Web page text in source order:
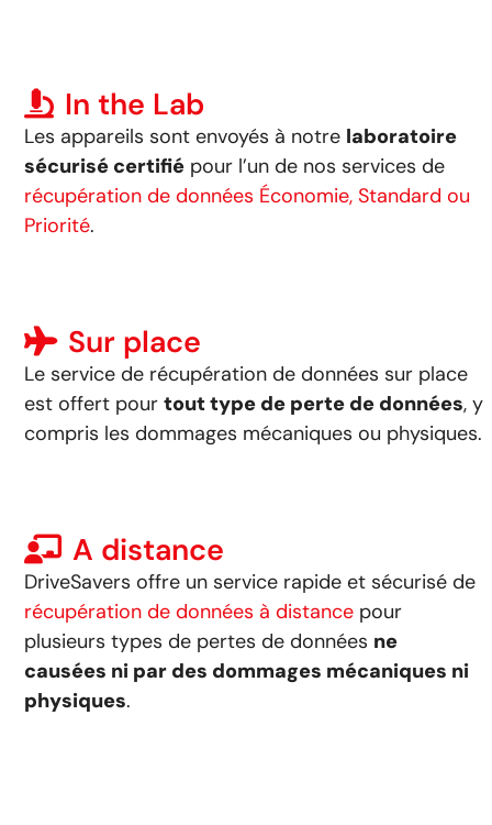
In the Lab
Les appareils sont envoyés à notre laboratoire
sécurisé certifié pour l’un de nos services de
récupération de données Économie, Standard ou
Priorité.
Sur place
Le service de récupération de données sur place
est offert pourtout type de perte de données, y
compris les dommages mécaniques ou physiques.
A distance
DriveSavers offre un service rapide et sécurisé de
récupération de données à distance pour
plusieurs types de pertes de données ne
causées ni par des dommages mécaniques ni
physiques.